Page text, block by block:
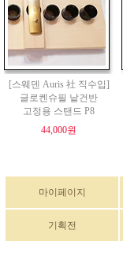
[스웨덴 Auris 社 직수입]
글로켄슈필 낱건반
고정용 스탠드 P8
44,000원
마이페이지
기획전